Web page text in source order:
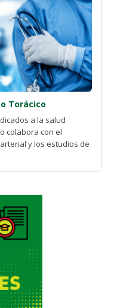
Torácico
a la salud
colabora con el
y los estudios de